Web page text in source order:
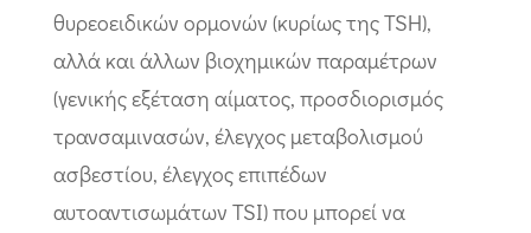
θυρεοειδικών ορμονών (κυρίως της TSH),
αλλά και άλλων βιοχημικών παραμέτρων
(γενικής εξέταση αίματος, προσδιορισμός
τρανσαμινασών, έλεγχος μεταβολισμού
ασβεστίου, έλεγχος επιπέδων
αυτοαντισωμάτων TSI) που μπορεί να